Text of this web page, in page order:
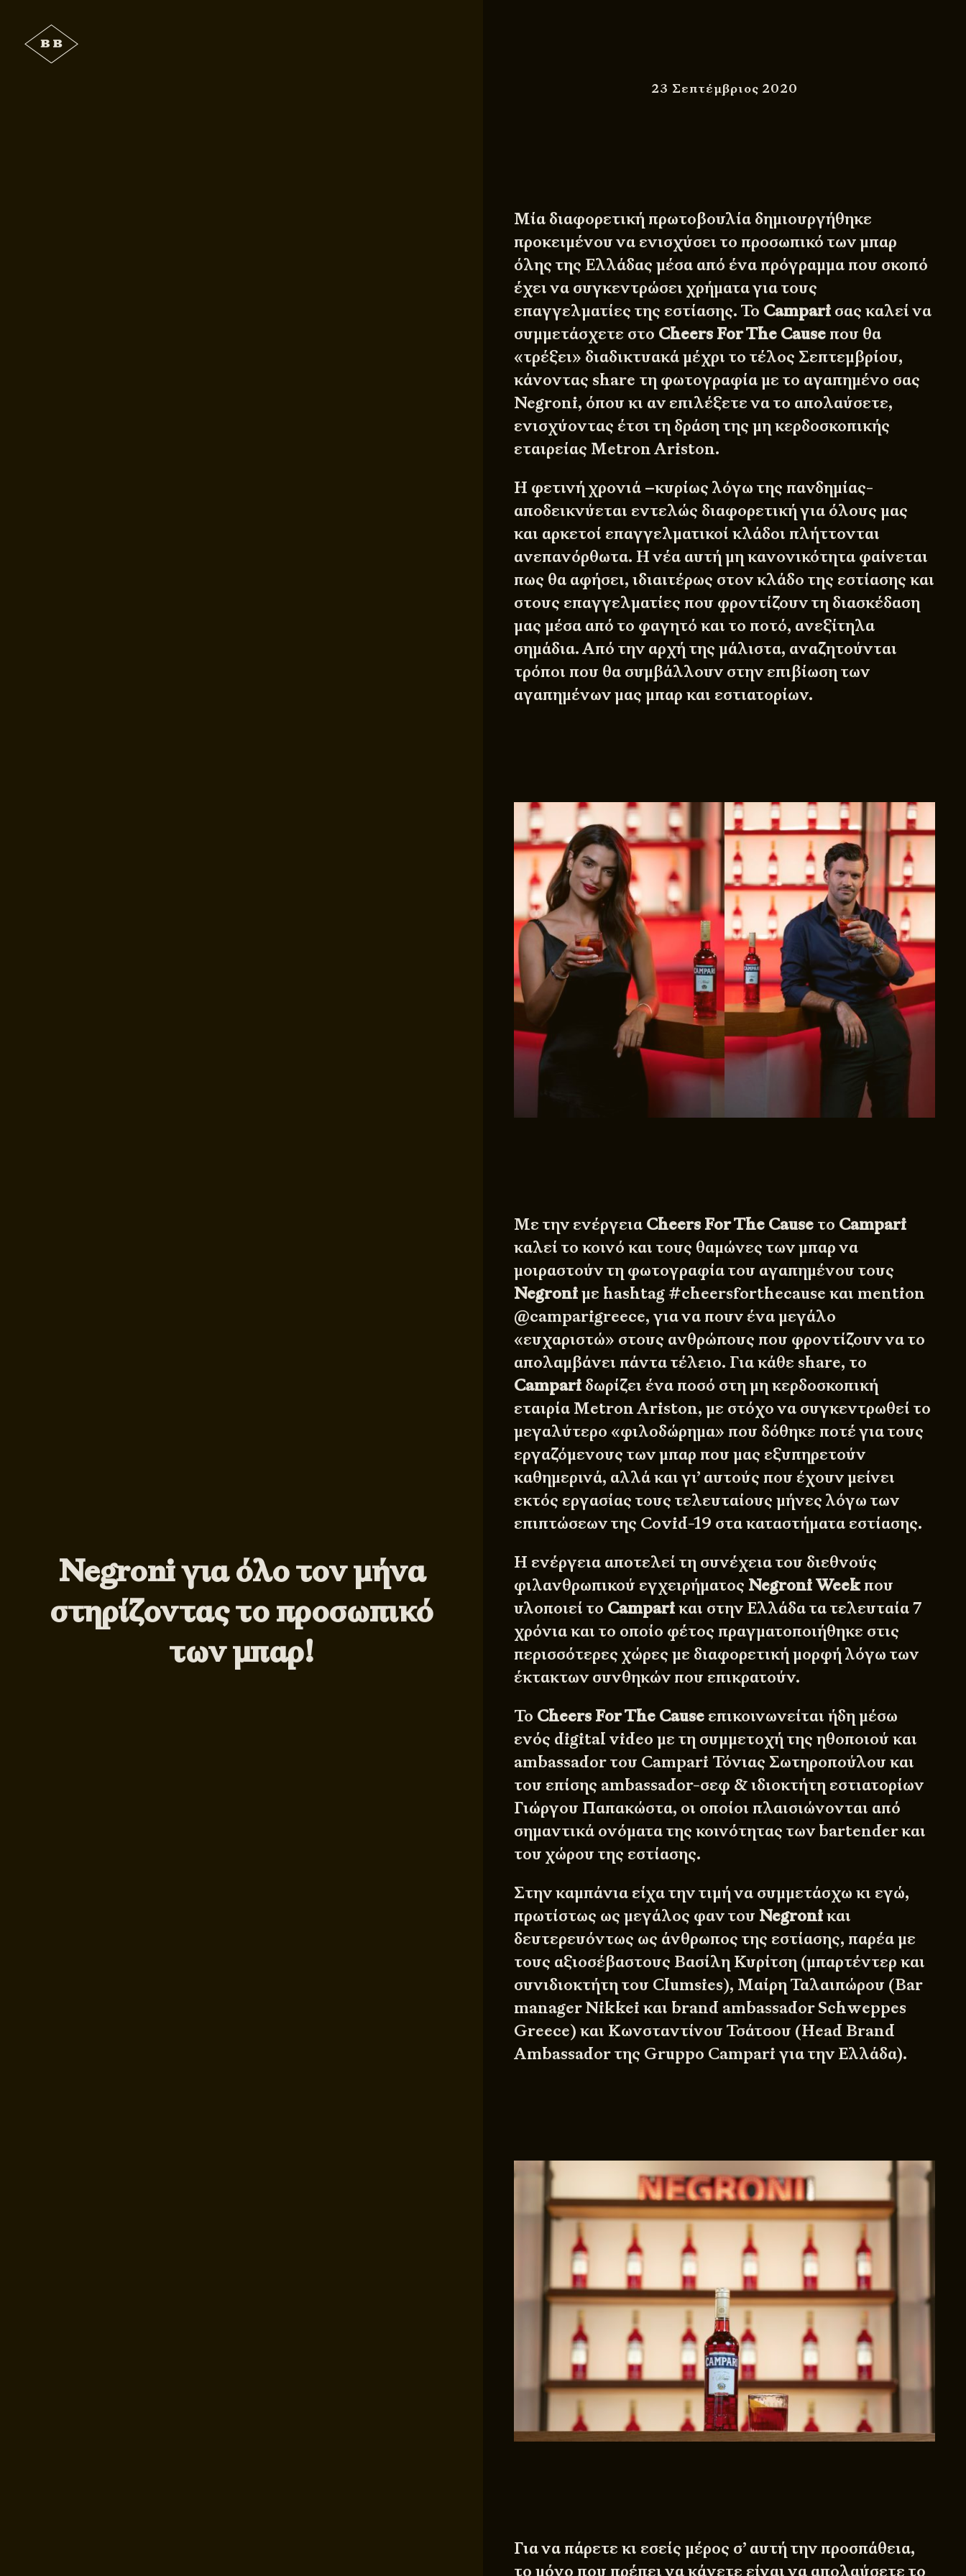
Negroni για όλο τον μήνα
στηρίζοντας το προσωπικό
των μπαρ!
23 Σεπτέμβριος 2020
Μία διαφορετική πρωτοβουλία δημιουργήθηκε
προκειμένου να ενισχύσει το προσωπικό των μπαρ
όλης της Ελλάδας μέσα από ένα πρόγραμμα που σκοπό
έχει να συγκεντρώσει χρήματα για τους
επαγγελματίες της εστίασης. Το Campari σας καλεί να
συμμετάσχετε στο Cheers For The Cause που θα
«τρέξει» διαδικτυακά μέχρι το τέλος Σεπτεμβρίου,
κάνοντας share τη φωτογραφία με το αγαπημένο σας
Negroni, όπου κι αν επιλέξετε να το απολαύσετε,
ενισχύοντας έτσι τη δράση της μη κερδοσκοπικής
εταιρείας Metron Ariston.
Η φετινή χρονιά –κυρίως λόγω της πανδημίας-
αποδεικνύεται εντελώς διαφορετική για όλους μας
και αρκετοί επαγγελματικοί κλάδοι πλήττονται
ανεπανόρθωτα. Η νέα αυτή μη κανονικότητα φαίνεται
πως θα αφήσει, ιδιαιτέρως στον κλάδο της εστίασης και
στους επαγγελματίες που φροντίζουν τη διασκέδαση
μας μέσα από το φαγητό και το ποτό, ανεξίτηλα
σημάδια. Από την αρχή της μάλιστα, αναζητούνται
τρόποι που θα συμβάλλουν στην επιβίωση των
αγαπημένων μας μπαρ και εστιατορίων.
Με την ενέργεια Cheers For The Cause το Campari
καλεί το κοινό και τους θαμώνες των μπαρ να
μοιραστούν τη φωτογραφία του αγαπημένου τους
Negroniμε hashtag #cheersforthecause και mention
@camparigreece, για να πουν ένα μεγάλο
«ευχαριστώ» στους ανθρώπους που φροντίζουν να το
απολαμβάνει πάντα τέλειο. Για κάθε share, το
Campari δωρίζει ένα ποσό στη μη κερδοσκοπική
εταιρία Metron Ariston, με στόχο να συγκεντρωθεί το
μεγαλύτερο «φιλοδώρημα» που δόθηκε ποτέ για τους
εργαζόμενους των μπαρ που μας εξυπηρετούν
καθημερινά, αλλά και γι’ αυτούς που έχουν μείνει
εκτός εργασίας τους τελευταίους μήνες λόγω των
επιπτώσεων της Covid-19 στα καταστήματα εστίασης.
Η ενέργεια αποτελεί τη συνέχεια του διεθνούς
φιλανθρωπικού εγχειρήματος Negroni Week που
υλοποιεί το Campariκαι στην Ελλάδα τα τελευταία 7
χρόνια και το οποίο φέτος πραγματοποιήθηκε στις
περισσότερες χώρες με διαφορετική μορφή λόγω των
έκτακτων συνθηκών που επικρατούν.
Το Cheers For The Cause επικοινωνείται ήδη μέσω
ενός digital video με τη συμμετοχή της ηθοποιού και
ambassador του Campari Τόνιας Σωτηροπούλου και
του επίσης ambassador-σεφ & ιδιοκτήτη εστιατορίων
Γιώργου Παπακώστα, οι οποίοι πλαισιώνονται από
σημαντικά ονόματα της κοινότητας των bartender και
του χώρου της εστίασης.
Στην καμπάνια είχα την τιμή να συμμετάσχω κι εγώ,
πρωτίστως ως μεγάλος φαν του Negroniκαι
δευτερευόντως ως άνθρωπος της εστίασης, παρέα με
τους αξιοσέβαστους Βασίλη Κυρίτση (μπαρτέντερ και
συνιδιοκτήτη του Clumsies), Μαίρη Ταλαιπώρου (Bar
manager Nikkei και brand ambassador Schweppes
Greece) και Κωνσταντίνου Τσάτσου (Head Brand
Ambassador της Gruppo Campari για την Ελλάδα).
Για να πάρετε κι εσείς μέρος σ’ αυτή την προσπάθεια,
το μόνο που πρέπει να κάνετε είναι να απολαύσετε το